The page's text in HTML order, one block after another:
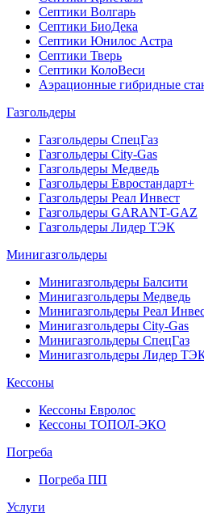
Септики Волгарь
Септики БиоДека
Септики Юнилос Астра
Септики Тверь
Септики КолоВеси
Аэрационные гибридные
Газгольдеры
Газгольдеры СпецГаз
Газгольдеры City-Gas
Газгольдеры Медведь
Газгольдеры Евростандарт+
Газгольдеры Реал Инвест
Газгольдеры GARANT-GAZ
Газгольдеры Лидер ТЭК
Минигазгольдеры
Минигазгольдеры Балсити
Минигазгольдеры Медведь
Минигазгольдеры Реал
Минигазгольдеры City-Gas
Минигазгольдеры СпецГаз
Минигазгольдеры Лидер
Кессоны
Кессоны Евролос
Кессоны ТОПОЛ-ЭКО
Погребa
Погреба ПП
Услуги